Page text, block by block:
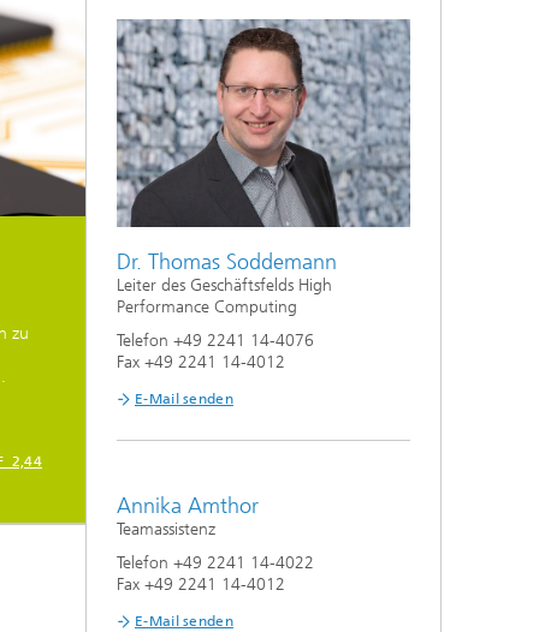
zu
2,44
Dr. Thomas Soddemann
Leiter des Geschäftsfelds High
Performance Computing
Telefon +49 2241 14-4076
Fax +49 2241 14-4012
E-Mail senden
Annika Amthor
Teamassistenz
Telefon +49 2241 14-4022
Fax +49 2241 14-4012
E-Mail senden